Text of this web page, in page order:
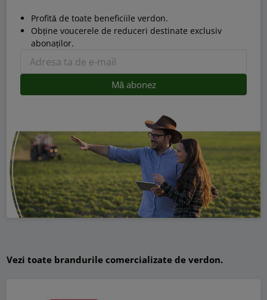
Profită de toate beneficiile verdon.
Obține voucerele de reduceri destinate exclusiv
abonaților.
Vezi toate brandurile comercializate de verdon.